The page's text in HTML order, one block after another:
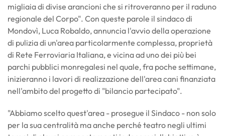
migliaia di divise arancioni che si ritroveranno per il raduno
regionale del Corpo". Con queste parole il sindaco di
Mondovì, Luca Robaldo, annuncia l'avvio della operazione
di pulizia di un'area particolarmente complessa, proprietà
di Rete Ferroviaria Italiana, e vicina ad uno dei più bei
parchi pubblici monregalesi nel quale, fra poche settimane,
inizieranno i lavori di realizzazione dell'area cani finanziata
nell'ambito del progetto di "bilancio partecipato".
"Abbiamo scelto quest'area - prosegue il Sindaco - non solo
per la sua centralità ma anche perché teatro negli ultimi